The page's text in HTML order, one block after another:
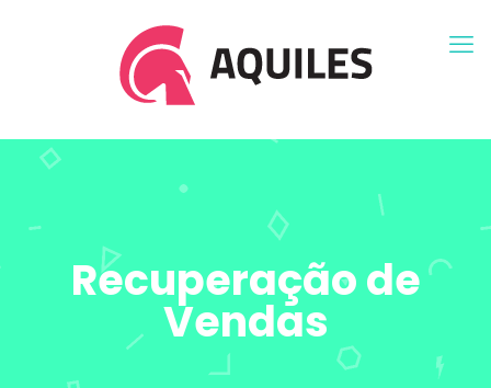
Recuperação de
Vendas